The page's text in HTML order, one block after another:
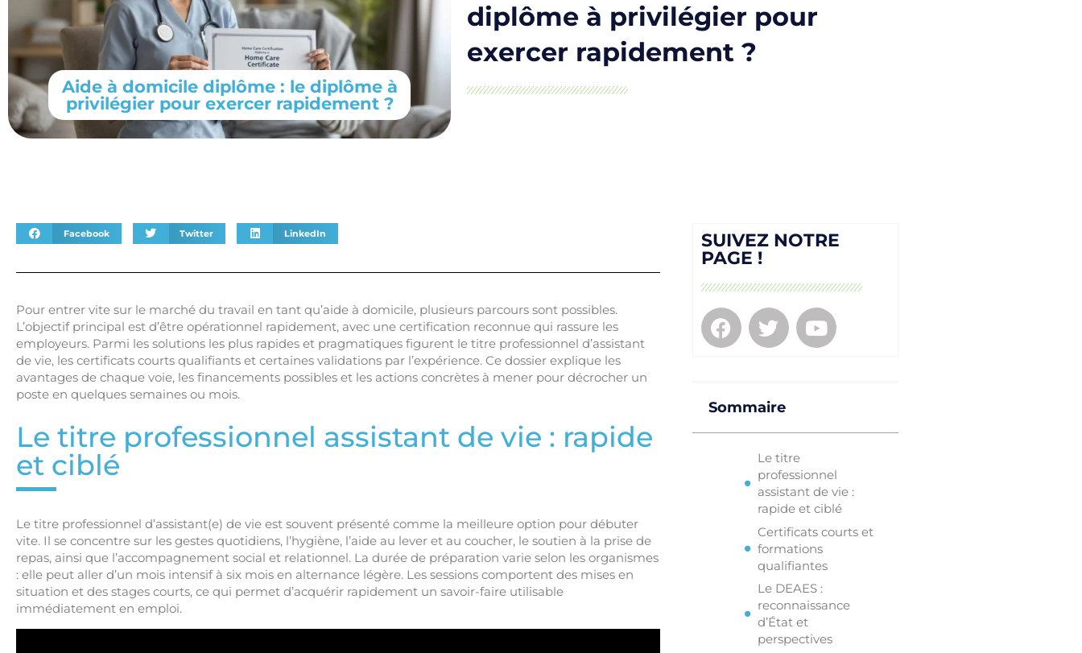
Aide à domicile diplôme : le diplôme à
privilégier pour exercer rapidement ?
diplôme à privilégier pour
exercer rapidement ?
Facebook Twitter LinkedIn
Pour entrer vite sur le marché du travail en tant qu’aide à domicile, plusieurs parcours sont possibles.
L’objectif principal est d’être opérationnel rapidement, avec une certification reconnue qui rassure les
employeurs. Parmi les solutions les plus rapides et pragmatiques figurent le titre professionnel d’assistant
de vie, les certificats courts qualifiants et certaines validations par l’expérience. Ce dossier explique les
avantages de chaque voie, les financements possibles et les actions concrètes à mener pour décrocher un
poste en quelques semaines ou mois.
Le titre professionnel assistant de vie : rapide
et ciblé
Le titre professionnel d’assistant(e) de vie est souvent présenté comme la meilleure option pour débuter
vite. Il se concentre sur les gestes quotidiens, l’hygiène, l’aide au lever et au coucher, le soutien à la prise de
repas, ainsi que l’accompagnement social et relationnel. La durée de préparation varie selon les organismes
: elle peut aller d’un mois intensif à six mois en alternance légère. Les sessions comportent des mises en
situation et des stages courts, ce qui permet d’acquérir rapidement un savoir-faire utilisable
immédiatement en emploi.
SUIVEZ NOTRE
PAGE !
Sommaire
Le titre
professionnel
assistant de vie :
rapide et ciblé
Certificats courts et
formations
qualifiantes
Le DEAES :
reconnaissance
d’État et
perspectives